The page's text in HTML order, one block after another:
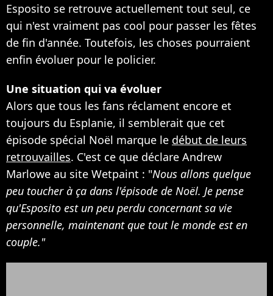
Esposito se retrouve actuellement tout seul, ce
qui n'est vraiment pas cool pour passer les fêtes
de fin d'année. Toutefois, les choses pourraient
enfin évoluer pour le policier.
Une situation qui va évoluer
Alors que tous les fans réclament encore et
toujours du Esplanie, il semblerait que cet
épisode spécial Noël marque le début de leurs
retrouvailles. C'est ce que déclare Andrew
Marlowe au site Wetpaint : "Nous allons quelque
peu toucher à ça dans l'épisode de Noël. Je pense
qu'Esposito est un peu perdu concernant sa vie
personnelle, maintenant que tout le monde est en
couple."